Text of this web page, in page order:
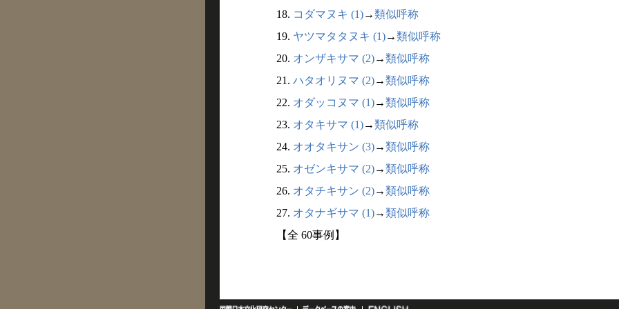
18. コダマヌキ (1)→類似呼称
19. ヤツマタタヌキ (1)→類似呼称
20. オンザキサマ (2)→類似呼称
21. ハタオリヌマ (2)→類似呼称
22. オダッコヌマ (1)→類似呼称
23. オタキサマ (1)→類似呼称
24. オオタキサン (3)→類似呼称
25. オゼンキサマ (2)→類似呼称
26. オタチキサン (2)→類似呼称
27. オタナギサマ (1)→類似呼称
【全 60事例】